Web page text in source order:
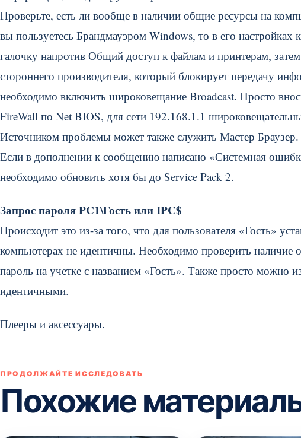
Проверьте, есть ли вообще в наличии общие ресурсы на
вы пользуетесь Брандмауэром Windows, то в его настройках
галочку напротив Общий доступ к файлам и принтерам,
стороннего производителя, который блокирует передачу
необходимо включить широковещание Broadcast. Просто
FireWall по Net BIOS, для сети 192.168.1.1
Источником проблемы может также служить Мастер Браузер.
Если в дополнении к сообщению написано «Системная
необходимо обновить хотя бы до Service Pack 2.
Запрос пароля PC1\Гость или IPC$
Происходит это из-за того, что для пользователя «Гость»
компьютерах не идентичны. Необходимо проверить
пароль на учетке с названием «Гость». Также просто
идентичными.
Плееры и аксессуары.
ПРОДОЛЖАЙТЕ ИССЛЕДОВАТЬ
Похожие